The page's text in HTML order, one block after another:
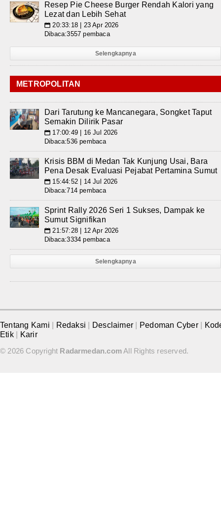
Resep Pie Cheese Burger Rendah Kalori yang
Lezat dan Lebih Sehat
📅 20:33:18 | 23 Apr 2026
Dibaca:3557 pembaca
Selengkapnya
METROPOLITAN
Dari Tarutung ke Mancanegara, Songket Taput
Semakin Dilirik Pasar
📅 17:00:49 | 16 Jul 2026
Dibaca:536 pembaca
Krisis BBM di Medan Tak Kunjung Usai, Bara
Pena Desak Evaluasi Pejabat Pertamina Sumut
📅 15:44:52 | 14 Jul 2026
Dibaca:714 pembaca
Sprint Rally 2026 Seri 1 Sukses, Dampak ke
Sumut Signifikan
📅 21:57:28 | 12 Apr 2026
Dibaca:3334 pembaca
Selengkapnya
Tentang Kami Redaksi Desclaimer Pedoman Cyber
Etik
Karir
© 2026 Copyright Radarmedan.comAll Rights reserved.